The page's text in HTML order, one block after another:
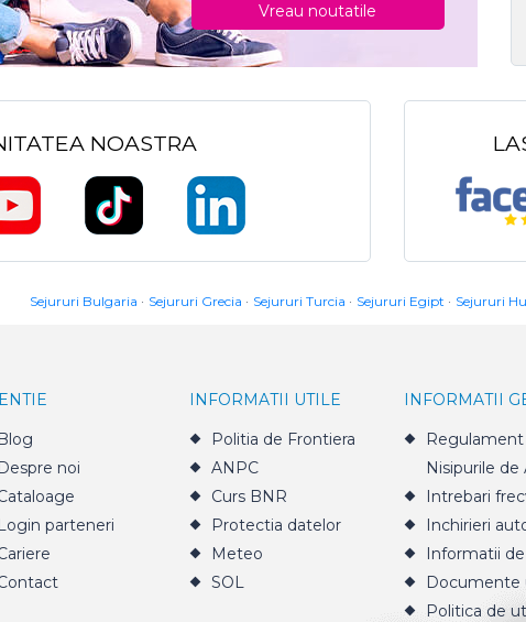
Vreau noutatile
NOASTRA
Sejururi Bulgaria Sejururi Grecia Sejururi Turcia Sejururi Egipt Sejururi
Blog
Despre noi
Login parteneri
INFORMATII UTILE
Politia de Frontiera
ANPC
Curs BNR
Protectia datelor
Meteo
SOL
INFORMATII
Regulament
Nisipurile de
Intrebari
Inchirieri
Informatii
Documente
Politica de